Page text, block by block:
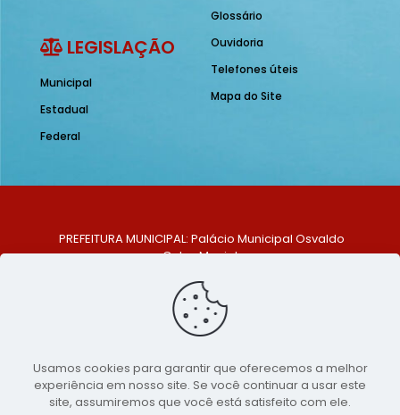
LEGISLAÇÃO
Municipal
Estadual
Federal
Glossário
Ouvidoria
Telefones úteis
Mapa do Site
PREFEITURA MUNICIPAL: Palácio Municipal Osvaldo
Celso Maciel
Centro, São Bento do Una - PE. CEP: 553370-128
TELEFONE: (81) 99548-1569
E-MAIL: ouvidoria@saobentodouna.pe.gov.br
Copyright 2021-2026 - Assessoria de Comunicação da
Prefeitura de São Bento do Una - PE
Usamos cookies para garantir que oferecemos a melhor
experiência em nosso site. Se você continuar a usar este
site, assumiremos que você está satisfeito com ele.